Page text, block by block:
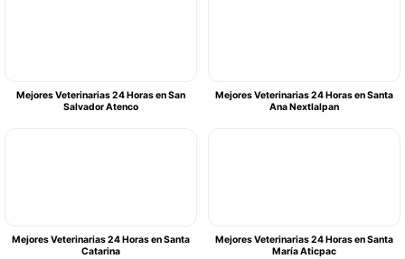
Mejores Veterinarias 24 Horas en San
Salvador Atenco
Mejores Veterinarias 24 Horas en Santa
Ana Nextlalpan
Mejores Veterinarias 24 Horas en Santa
Catarina
Mejores Veterinarias 24 Horas en Santa
María Aticpac